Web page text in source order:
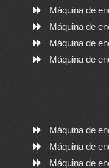
Máquina de
Máquina de
Máquina de
Máquina de
Máquina de
Máquina de
Máquina de